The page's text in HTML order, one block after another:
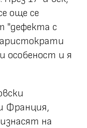
още се
"дефекта с
особеност и я
Франция,
на